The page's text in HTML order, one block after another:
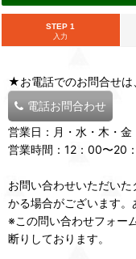
STEP 1
入力
★お電話でのお問合せは
電話お問合わせ
営業日：月・水・木・
営業時間：12：00〜20
お問い合わせいただい
かる場合がございます。
※この問い合わせフォー
断りしております。